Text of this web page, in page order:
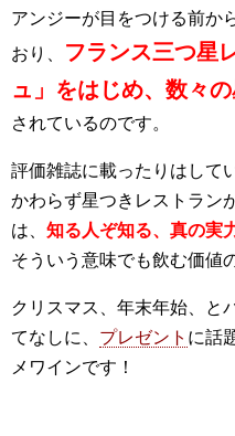
アンジーが目をつける前か
おり、
フランス三つ星
ュ」をはじめ、数々
されているのです。
評価雑誌に載ったりはして
かわらず星つきレストラン
は、 知る人ぞ知る、真の実
そういう意味でも飲む価値
クリスマス、年末年始、と
てなしに、 プレゼント に話
メワインです！